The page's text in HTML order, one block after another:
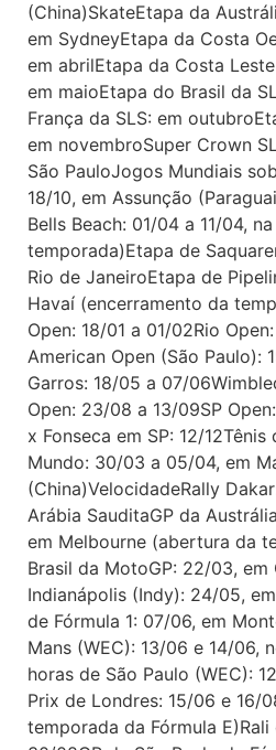
(China)SkateEtapa da
em SydneyEtapa da Costa
em abrilEtapa da Costa
em maioEtapa do Brasil da
França da SLS: em
em novembroSuper Crown
São PauloJogos Mundiais
18/10, em Assunção
Bells Beach: 01/04 a 11/04,
temporada)Etapa de
Rio de JaneiroEtapa de
Havaí (encerramento da
Open: 18/01 a 01/02Rio
American Open (São Paulo):
Garros: 18/05 a 07/
Open: 23/08 a 13/09SP
x Fonseca em SP: 12/
Mundo: 30/03 a 05/04, em
(China)VelocidadeRally
Arábia SauditaGP da
em Melbourne (abertura da
Brasil da MotoGP: 22/03,
Indianápolis (Indy): 24/05,
de Fórmula 1: 07/06, em
Mans (WEC): 13/06 e 14/06,
horas de São Paulo (WEC):
Prix de Londres: 15/06 e 16/
temporada da Fórmula